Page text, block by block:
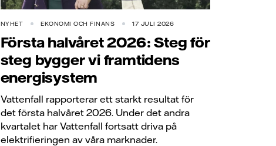
NYHET EKONOMI OCH FINANS 17 JULI 2026
Första halvåret 2026: Steg för
steg bygger vi framtidens
energisystem
Vattenfall rapporterar ett starkt resultat för
det första halvåret 2026. Under det andra
kvartalet har Vattenfall fortsatt driva på
elektrifieringen av våra marknader.